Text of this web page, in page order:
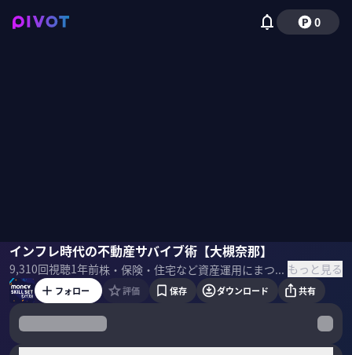
0
インフレ時代の不動産サバイブ術【大槻奈那】
9,310回視聴1年前 株・保険・住宅など資産運用にまつわるスキルセットを一流のプロの講義を受けて学ぶMONEY SKILL SETの応用編。今回はピクテ・ジャパン シニア・フェローで趣味が不動産投資という大槻奈那氏に2025年以降の住宅市場について聞く ＜ゲスト＞ 大槻奈那（ピクテ・ジャパン シニア・フェロー） もっと見る
大槻奈那国山ハセン
フォロー 評価 保存 ダウンロード 共有